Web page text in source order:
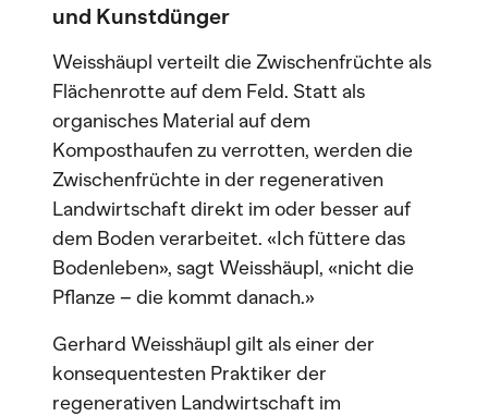
und Kunstdünger
Weisshäupl verteilt die Zwischenfrüchte als
Flächenrotte auf dem Feld. Statt als
organisches Material auf dem
Komposthaufen zu verrotten, werden die
Zwischenfrüchte in der regenerativen
Landwirtschaft direkt im oder besser auf
dem Boden verarbeitet. «Ich füttere das
Bodenleben», sagt Weisshäupl, «nicht die
Pflanze – die kommt danach.»
Gerhard Weisshäupl gilt als einer der
konsequentesten Praktiker der
regenerativen Landwirtschaft im